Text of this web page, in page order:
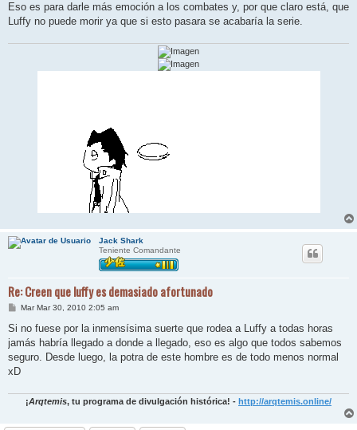
Eso es para darle más emoción a los combates y, por que claro está, que
Luffy no puede morir ya que si esto pasara se acabaría la serie.
Jack Shark
Teniente Comandante
Re: Creen que luffy es demasiado afortunado
M
n
a
j
e
Mar Mar 30, 2010 2:05 am
Si no fuese por la inmensísima suerte que rodea a Luffy a todas horas
jamás habría llegado a donde a llegado, eso es algo que todos sabemos
seguro. Desde luego, la potra de este hombre es de todo menos normal
xD
¡Arqtemis, tu programa de divulgación histórica! - http://arqtemis.online/